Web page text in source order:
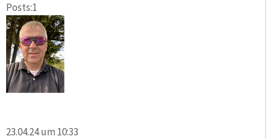
Posts:1
23.04.24 um 10:33